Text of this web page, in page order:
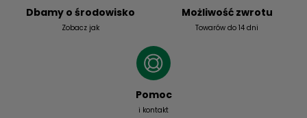
Dbamy o środowisko
Zobacz jak
Możliwość zwrotu
Towarów do 14 dni
Pomoc
i kontakt